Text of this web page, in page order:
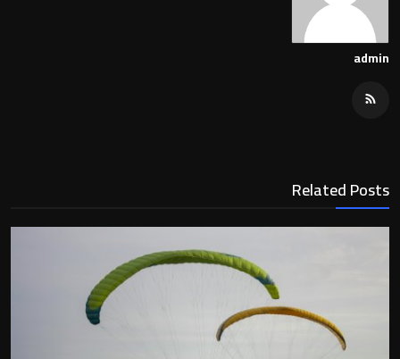
admin
Related Posts